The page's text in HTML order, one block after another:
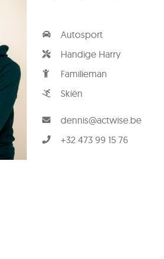
Autosport
Handige Harry
Familieman
Skiën
dennis@actwise.be
+32 473 99 15 76